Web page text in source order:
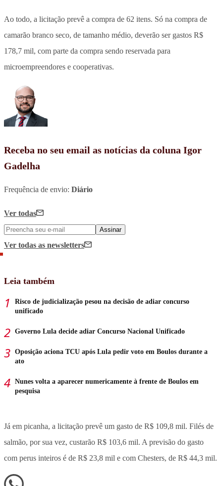
Ao todo, a licitação prevê a compra de 62 itens. Só na compra de
camarão branco seco, de tamanho médio, deverão ser gastos R$
178,7 mil, com parte da compra sendo reservada para
microempreendores e cooperativas.
Receba no seu email as notícias da coluna Igor
Gadelha
Frequência de envio: Diário
Ver todas
Assinar
Ver todas as newsletters
Leia também
Risco de judicialização pesou na decisão de adiar concurso
unificado
Governo Lula decide adiar Concurso Nacional Unificado
Oposição aciona TCU após Lula pedir voto em Boulos durante a
ato
Nunes volta a aparecer numericamente à frente de Boulos em
pesquisa
Já em picanha, a licitação prevê um gasto de R$ 109,8 mil. Filés de
salmão, por sua vez, custarão R$ 103,6 mil. A previsão do gasto
com perus inteiros é de R$ 23,8 mil e com Chesters, de R$ 44,3 mil.